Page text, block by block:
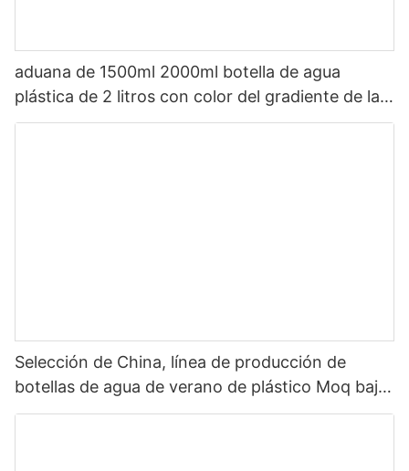
aduana de 1500ml 2000ml botella de agua
plástica de 2 litros con color del gradiente de la
paja con épocas de beber
Selección de China, línea de producción de
botellas de agua de verano de plástico Moq bajo,
botella de agua con tapa de paja, botella de agua